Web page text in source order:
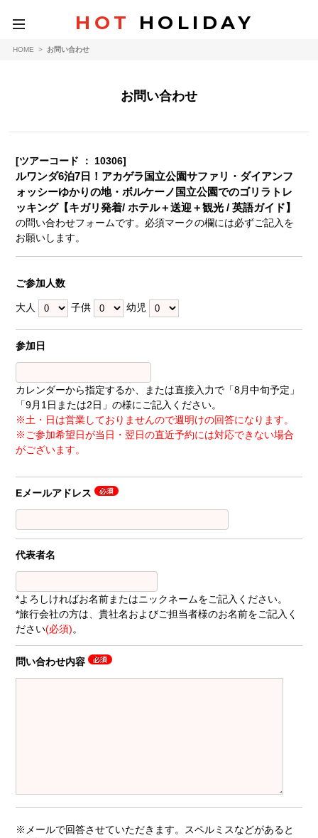
toggle
navigation
HOT HOLIDAY
HOME > お問い合わせ
お問い合わせ
[ツアーコード ： 10306]
ルワンダ6泊7日！アカゲラ国立公園サファリ・ダイアンフ
ォッシーゆかりの地・ボルケーノ国立公園でのゴリラトレ
ッキング【キガリ発着/ ホテル＋送迎＋観光 / 英語ガイド】
の問い合わせフォームです。必須マークの欄には必ずご記入を
お願いします。
ご参加人数
大人 子供 幼児
参加日
カレンダーから指定するか、または直接入力で「8月中旬予定」
「9月1日または2日」の様にご記入ください。
※土・日は営業しておりませんので週明けの回答になります。
※ご参加希望日が当日・翌日の直近予約には対応できない場合
がございます。
Eメールアドレス
代表者名
*よろしければお名前またはニックネームをご記入ください。
*旅行会社の方は、貴社名およびご担当者様のお名前をご記入く
ださい(必須)。
問い合わせ内容
※メールで回答させていただきます。スペルミスなどがあると